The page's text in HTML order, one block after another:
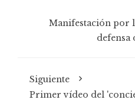
Manifestación por
defensa
Siguiente
Primer vídeo del